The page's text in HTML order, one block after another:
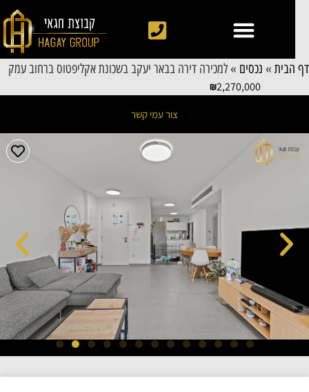
הבית»נכסים»למכירה דירה בבאר יעקב בשכונת אקליפטוס ברחוב עמק
2,270,000
צור עמי קשר